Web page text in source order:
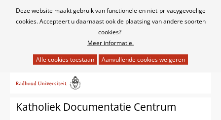
Cookies
Deze website maakt gebruik van functionele en niet-privacygevoelige
cookies. Accepteert u daarnaast ook de plaatsing van andere soorten
cookies?
Meer informatie.
het
van
cookies
naar
inhoudKatholiek Documentatie Centrum